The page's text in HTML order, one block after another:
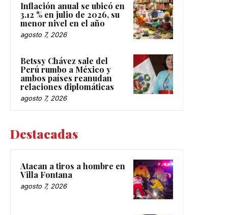
Inflación anual se ubicó en
3.12 % en julio de 2026, su
menor nivel en el año
agosto 7, 2026
Betssy Chávez sale del
Perú rumbo a México y
ambos países reanudan
relaciones diplomáticas
agosto 7, 2026
Destacadas
Atacan a tiros a hombre en
Villa Fontana
agosto 7, 2026